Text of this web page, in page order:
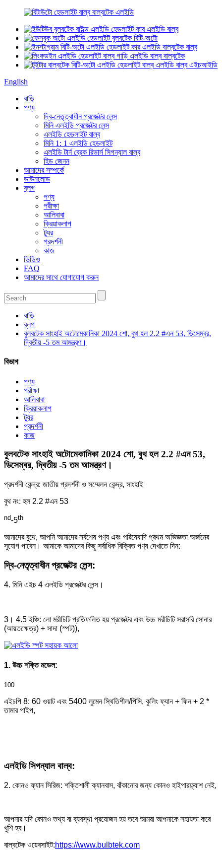
English
বাড়ি
পণ্য
দ্বি-নেতৃত্বাধীন প্রজেক্টর লেন্স
মিনি এলইডি প্রজেক্টর লেন্স
এলইডি হেডলাইট বাল্ব
মিনি 1: 1 এলইডি হেডলাইট
এলইডি টার্ন ব্রেক রিভার্স সিগন্যাল বাল্ব
হিড জেনন
আমাদের সম্পর্কে
ডাউনলোড
ব্লগ
পণ্য
পরীক্ষা
আলিবাবা
ক্রিয়াকলাপ
ট্যুর
প্রদর্শনী
কাজ
ভিডিও
FAQ
আমাদের সাথে যোগাযোগ করুন
বাড়ি
ব্লগ
বুলবটেক সাংহাই অটোমেকানিকা 2024 শো, বুথ হল 2.2 #এন 53, ডিসেম্বর,
দ্বিতীয় -5 তম আমন্ত্রণ।
বিভাগ
পণ্য
পরীক্ষা
আলিবাবা
ক্রিয়াকলাপ
ট্যুর
প্রদর্শনী
কাজ
বুলবটেক সাংহাই অটোমেকানিকা 2024 শো, বুথ হল 2.2 #এন 53,
ডিসেম্বর, দ্বিতীয় -5 তম আমন্ত্রণ।
প্রদর্শনী কেন্দ্র: জাতীয় প্রদর্শনী ও সম্মেলন কেন্দ্র, সাংহাই
বুথ নং: হল 2.2 #এন 53
nd-5th
আমাদের বুথে, আপনি আমাদের সর্বশেষ পণ্য এবং পরিষেবাদি প্রথম অভিজ্ঞতা অর্জনের
সুযোগ পাবেন। আমাকে আমাদের কিছু সর্বাধিক বিক্রিত পণ্য দেখাতে দিন:
দ্বি-নেতৃত্বাধীন প্রজেক্টর লেন্স:
4. মিনি এইচ 4 এলইডি প্রজেক্টর লেন্স।
3। 4.5 ইঞ্চি: লো মরীচিটি প্রতিফলিত হয় প্রজেক্টর এবং উচ্চ মরীচিটি সরাসরি সোনার
(আয়তক্ষেত্র) + সাদা (স্পট)),
1. উচ্চ শক্তি মডেল:
100
এইচপি 8: 60 ওয়াট এবং 5400 লুমেন স্থিতিশীল/পিসি, কুলিং ফ্যান + ফিন + 2 *
তামার পাইপ,
এলইডি সিগন্যাল বাল্ব:
2. কোনও ফ্যান সিরিজ: শক্তিশালী ক্যানবাস, বাঁকানোর জন্য কোনও হাইপারফ্ল্যাশ নেই,
আপনার যদি কোনও তথ্য বা ব্যবস্থা প্রয়োজন হয় তবে আমরা আপনাকে সহায়তা করে
খুশি হব।
বাল্বটেক ওয়েবসাইট:https://www.bulbtek.com